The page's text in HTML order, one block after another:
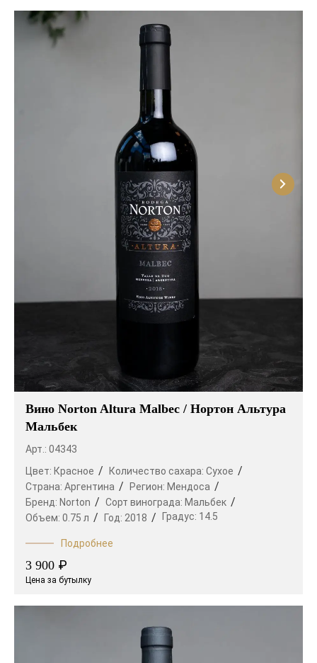
Вино Norton Altura Malbec / Нортон Альтура
Мальбек
Арт.: 04343
Цвет: Красное Количество сахара: Сухое
Страна: Аргентина Регион: Мендоса
Бренд: Norton Сорт винограда: Мальбек
Объем: 0.75 л Год: 2018 Градус: 14.5
Подробнее
3 900 ₽
Цена за бутылку